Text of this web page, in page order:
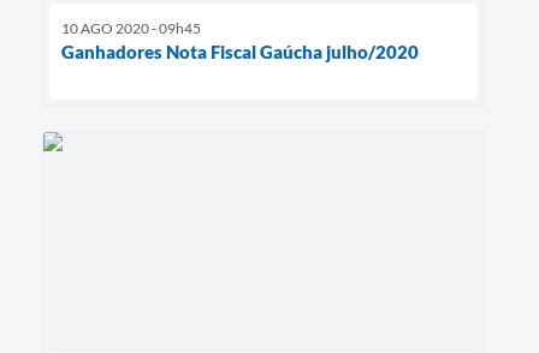
10 AGO 2020 - 09h45
Ganhadores Nota Fiscal Gaúcha julho/2020